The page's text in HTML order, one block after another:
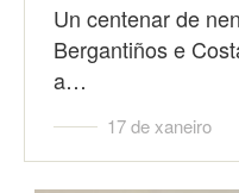
Un centenar de
Bergantiños e
a…
17 de xaneiro